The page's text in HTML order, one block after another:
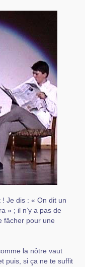
! Je dis : « On dit un
» ; il n’y a pas de
fâcher pour une
la nôtre vaut
puis, si ça ne te suffit